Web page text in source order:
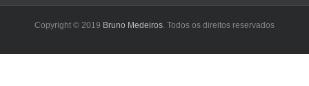
Copyright © 2019 Bruno Medeiros. Todos os direitos reservados